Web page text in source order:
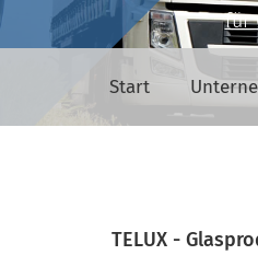
für
Start
TELUX -